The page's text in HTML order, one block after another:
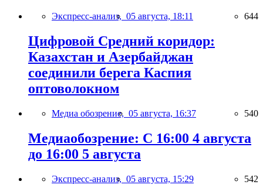
Экспресс-анализ, 05 августа, 18:11 644
Цифровой Средний коридор:
Казахстан и Азербайджан
соединили берега Каспия
оптоволокном
Медиа обозрение, 05 августа, 16:37 540
Медиаобозрение: С 16:00 4 августа
до 16:00 5 августа
Экспресс-анализ, 05 августа, 15:29 542